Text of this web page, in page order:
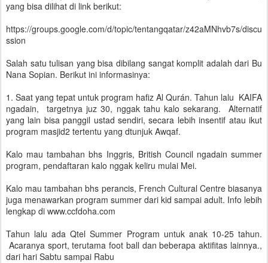
yang bisa dilihat di link berikut:
https://groups.google.com/d/topic/tentangqatar/z42aMNhvb7s/discu
ssion
Salah satu tulisan yang bisa dibilang sangat komplit adalah dari Bu
Nana Sopian. Berikut ini informasinya:
1. Saat yang tepat untuk program hafiz Al Qurán. Tahun lalu KAIFA
ngadain, targetnya juz 30, nggak tahu kalo sekarang. Alternatif
yang lain bisa panggil ustad sendiri, secara lebih insentif atau ikut
program masjid2 tertentu yang dtunjuk Awqaf.
Kalo mau tambahan bhs Inggris, British Council ngadain summer
program, pendaftaran kalo nggak keliru mulai Mei.
Kalo mau tambahan bhs perancis, French Cultural Centre biasanya
juga menawarkan program summer dari kid sampai adult. Info lebih
lengkap di www.ccfdoha.com
Tahun lalu ada Qtel Summer Program untuk anak 10-25 tahun.
Acaranya sport, terutama foot ball dan beberapa aktifitas lainnya.,
dari hari Sabtu sampai Rabu